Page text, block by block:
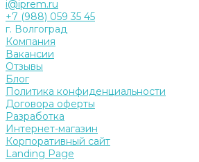
i@iprem.ru
+7 (988) 059 35 45
г. Волгоград
Компания
Вакансии
Отзывы
Блог
Политика конфиденциальности
Договора оферты
Разработка
Интернет-магазин
Корпоративный сайт
Landing Page